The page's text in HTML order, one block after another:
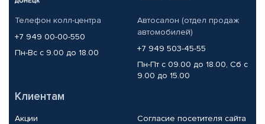
Телефон колл-центра
+7 949 00-00-550
Пн-Вс с 9.00 до 18.00
Автосалон (отдел продаж
автомобилей)
+7 949 503-45-55
Пн-Пт с 09.00 до 18.00, Сб с
9.00 до 15.00
Клиентам
Акции
Согласие посетителя сайта